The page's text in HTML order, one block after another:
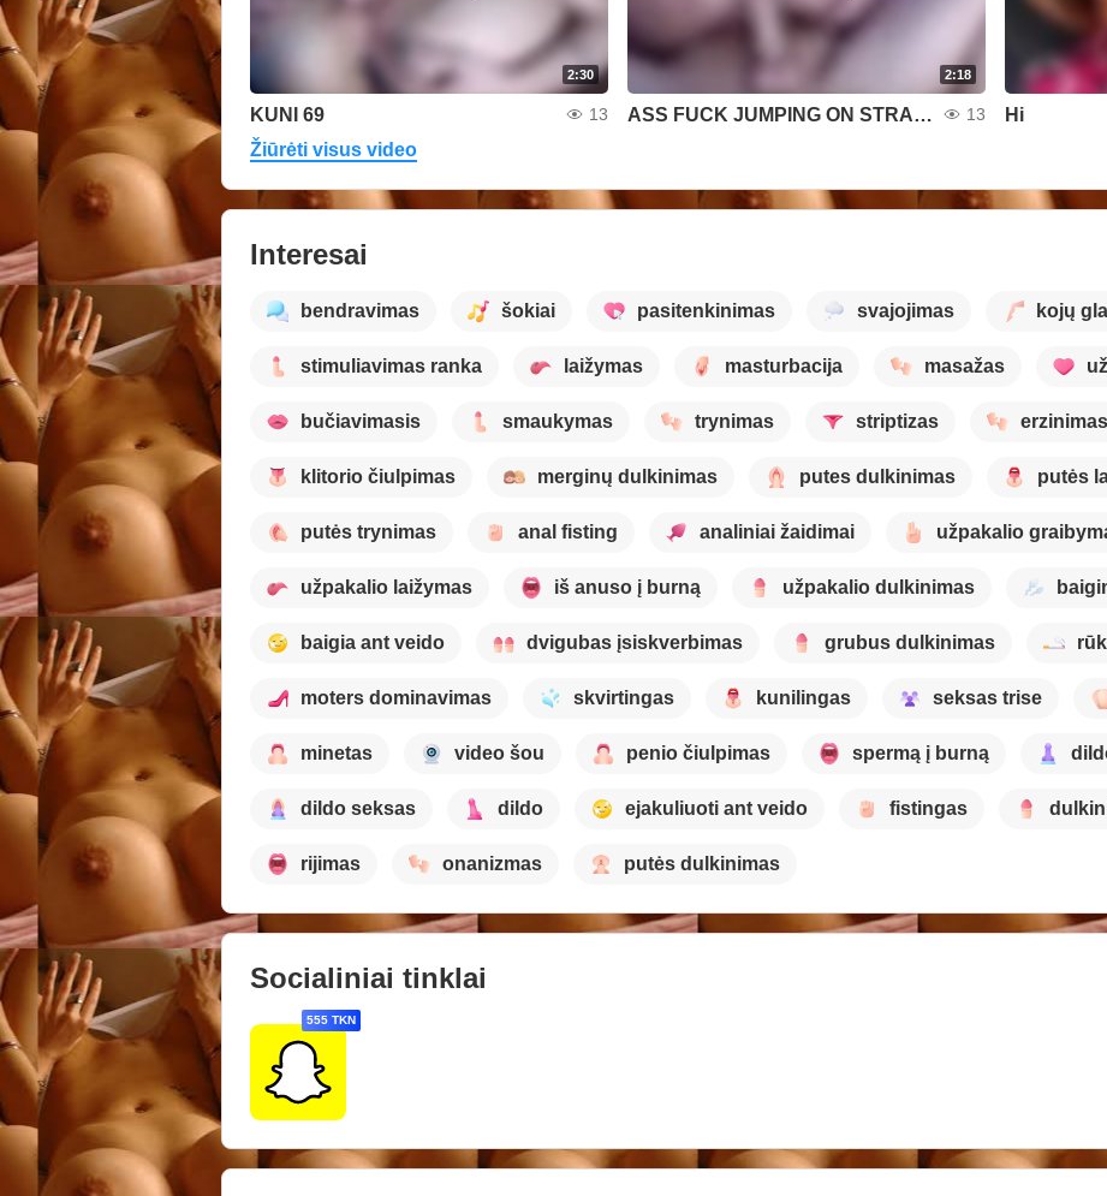
2:30
KUNI 69 13
2:18
ASS FUCK JUMPING ON STRAPON 13 Hi
Žiūrėti visus video
Interesai
bendravimas šokiai pasitenkinimas svajojimas kojų
stimuliavimas ranka laižymas masturbacija masažas
bučiavimasis smaukymas trynimas striptizas erzinimas
klitorio čiulpimas merginų dulkinimas putes dulkinimas putės
putės trynimas anal fisting analiniai žaidimai užpakalio
užpakalio laižymas iš anuso į burną užpakalio dulkinimas
baigia ant veido dvigubas įsiskverbimas grubus dulkinimas
moters dominavimas skvirtingas kunilingas seksas trise
minetas video šou penio čiulpimas spermą į burną
dildo seksas dildo ejakuliuoti ant veido fistingas
rijimas onanizmas putės dulkinimas
Socialiniai tinklai
555 TKN